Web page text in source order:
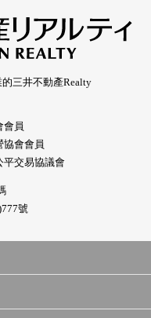
三井不動產Realty
會員
協會會員
平交易協議會
號